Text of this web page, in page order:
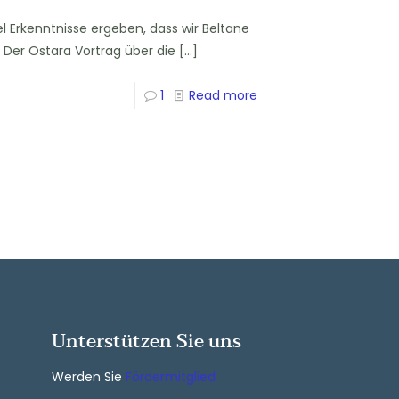
ergeben, dass wir Beltane
Ostara Vortrag über die […]
1 Read more
Unterstützen Sie uns
Werden Sie Fördermitglied